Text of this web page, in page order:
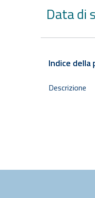
Data di
Indice della
Descrizione